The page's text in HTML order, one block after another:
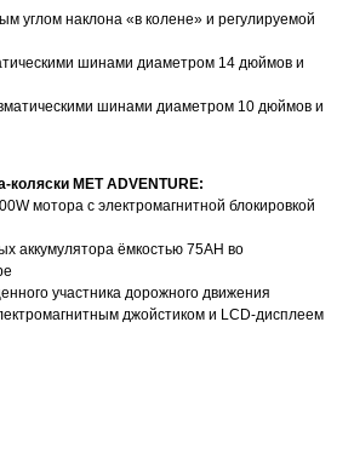
углом наклона «в колене» и регулируемой
шинами диаметром 14 дюймов и
шинами диаметром 10 дюймов и
коляски МЕТ ADVENTURE:
мотора с электромагнитной блокировкой
аккумулятора ёмкостью 75АН во
участника дорожного движения
джойстиком и LCD-дисплеем